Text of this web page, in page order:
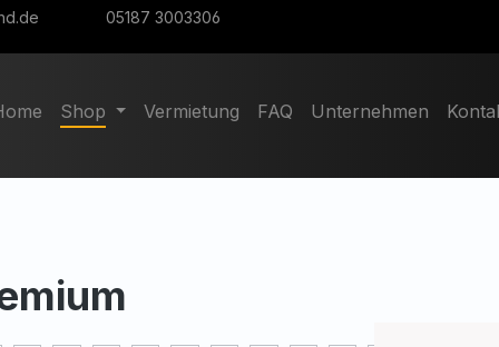
05187 3003306
Shop Vermietung FAQ Unternehmen